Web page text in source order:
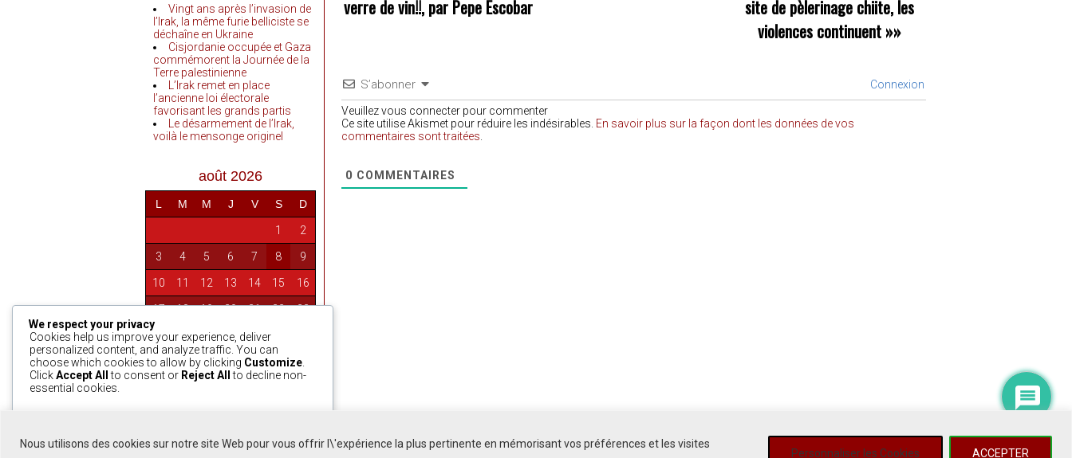
Nous utilisons des cookies sur notre site Web pour vous offrir l\'expérience la plus pertinente en mémorisant vos préférences et les visites
Personnaliser les Cookies ACCEPTER
Vingt ans après l’invasion de
l’Irak, la même furie belliciste se
déchaîne en Ukraine
Cisjordanie occupée et Gaza
commémorent la Journée de la
Terre palestinienne
L’Irak remet en place
l’ancienne loi électorale
favorisant les grands partis
Le désarmement de l’Irak,
voilà le mensonge originel
août 2026
L M M J V S D
1 2
3 4 5 6 7 8 9
10 11 12 13 14 15 16
17 18 19 20 21 22 23
24 25 26 27 28
31
verre de vin!!, par Pepe Escobar
site de pèlerinage chiite, les
violences continuent»»
S’abonner Connexion
Veuillez vous connecter pour commenter
Ce site utilise Akismet pour réduire les indésirables. En savoir plus sur la façon dont les données de vos
commentaires sont traitées
0 COMMENTAIRES
We respect your privacy
Cookies help us improve your experience, deliver
personalized content, and analyze traffic. You can
choose which cookies to allow by clicking Customize
ClickAccept All to consent or Reject All
to decline non-
essential cookies.
Powered by